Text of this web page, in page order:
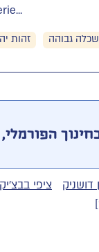
גבוהה זהות
דושניק ציפי בבצ'יק